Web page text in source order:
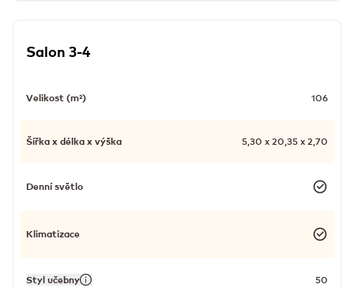
Salon 3-4
Velikost (m²) 106
Šířka x délka x výška 5,30 x 20,35 x 2,70
Denní světlo
Klimatizace
Styl učebny 50